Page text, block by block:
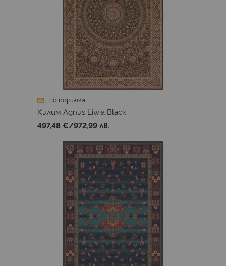
По поръчка
Килим Agnus Liwia Black
497,48 €/972,99 лв.